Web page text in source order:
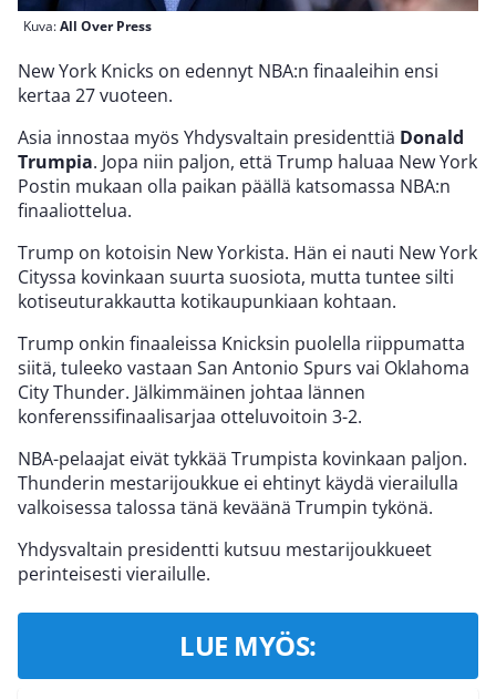
Kuva:All Over Press
New York Knicks on edennyt NBA:n finaaleihin ensi
kertaa 27 vuoteen.
Asia innostaa myös Yhdysvaltain presidenttiä Donald
Trumpia. Jopa niin paljon, että Trump haluaa New York
Postin mukaan olla paikan päällä katsomassa NBA:n
finaaliottelua.
Trump on kotoisin New Yorkista. Hän ei nauti New York
Cityssa kovinkaan suurta suosiota, mutta tuntee silti
kotiseuturakkautta kotikaupunkiaan kohtaan.
Trump onkin finaaleissa Knicksin puolella riippumatta
siitä, tuleeko vastaan San Antonio Spurs vai Oklahoma
City Thunder. Jälkimmäinen johtaa lännen
konferenssifinaalisarjaa otteluvoitoin 3-2.
NBA-pelaajat eivät tykkää Trumpista kovinkaan paljon.
Thunderin mestarijoukkue ei ehtinyt käydä vierailulla
valkoisessa talossa tänä keväänä Trumpin tykönä.
Yhdysvaltain presidentti kutsuu mestarijoukkueet
perinteisesti vierailulle.
LUE MYÖS: